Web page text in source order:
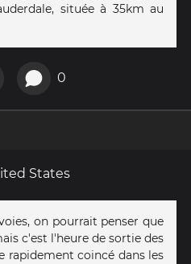
située à 35km au
0
States
on pourrait penser que
c'est l'heure de sortie des
rapidement coincé dans les